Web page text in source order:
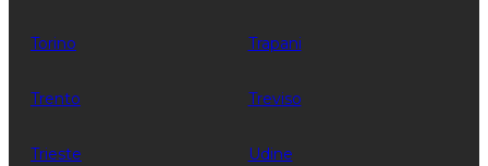
Torino Trapani
Trento Treviso
Trieste Udine